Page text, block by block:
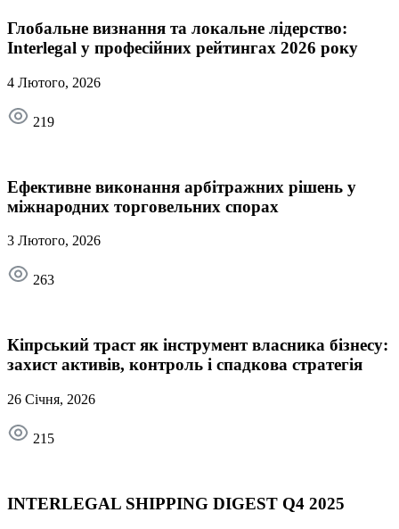
Глобальне визнання та локальне лідерство:
Interlegal у професійних рейтингах 2026 року
4 Лютого, 2026
219
Ефективне виконання арбітражних рішень у
міжнародних торговельних спорах
3 Лютого, 2026
263
Кіпрський траст як інструмент власника бізнесу:
захист активів, контроль і спадкова стратегія
26 Січня, 2026
215
INTERLEGAL SHIPPING DIGEST Q4 2025